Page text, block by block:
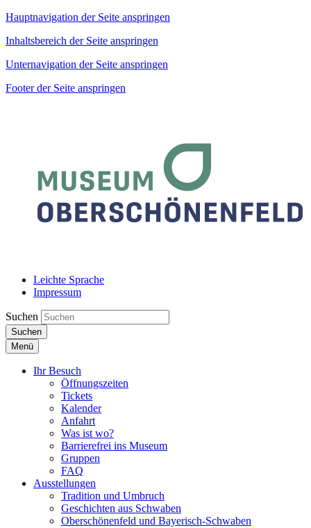
Hauptnavigation der Seite anspringen
Inhaltsbereich der Seite anspringen
Unternavigation der Seite anspringen
Footer der Seite anspringen
Leichte Sprache
Impressum
Suchen
Suchen
Menü
Ihr Besuch
Öffnungszeiten
Tickets
Kalender
Anfahrt
Was ist wo?
Barrierefrei ins Museum
Gruppen
FAQ
Ausstellungen
Tradition und Umbruch
Geschichten aus Schwaben
Oberschönenfeld und Bayerisch-Schwaben